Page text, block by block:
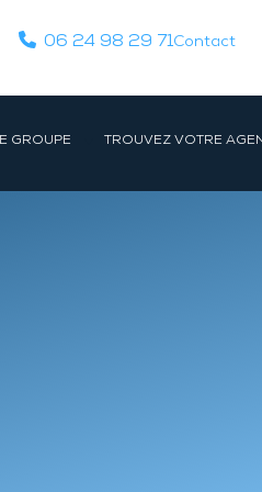
06 24 98 29 71Contact
GROUPE TROUVEZ VOTRE